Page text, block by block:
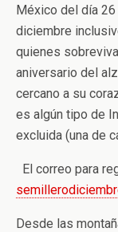
México del día
diciembre
quienes
aniversario del
cercano a su
es algún tipo de
excluida (una de
El correo para
Desde las